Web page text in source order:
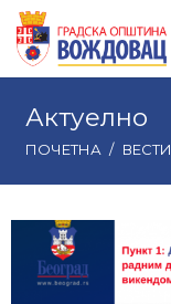
Актуелно
ПОЧЕТНА / ВЕСТИ